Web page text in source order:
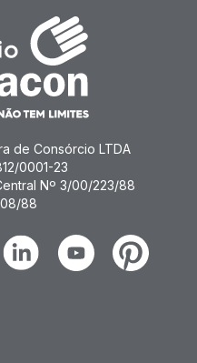
de Consórcio LTDA
0001-23
Nº 3/00/223/88
08/88
LinkedinYoutubePinterest